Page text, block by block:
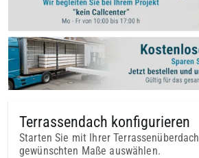
Terrassendach konfigurieren
Starten Sie mit Ihrer
gewünschten Maße auswählen.